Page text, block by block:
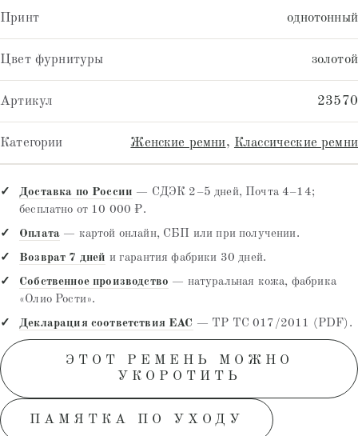
Принт однотонный
Цвет фурнитуры золотой
Артикул 23570
Категории Женские ремни, Классические ремни
Доставка по России — СДЭК 2–5 дней, Почта 4–14;
бесплатно от 10 000 ₽.
Оплата — картой онлайн, СБП или при получении.
Возврат 7 дней и гарантия фабрики 30 дней.
Собственное производство — натуральная кожа, фабрика
«Олио Рости».
Декларация соответствия EAC — ТР ТС 017/2011 (PDF).
ЭТОТ РЕМЕНЬ МОЖНО
УКОРОТИТЬ
ПАМЯТКА ПО УХОДУ